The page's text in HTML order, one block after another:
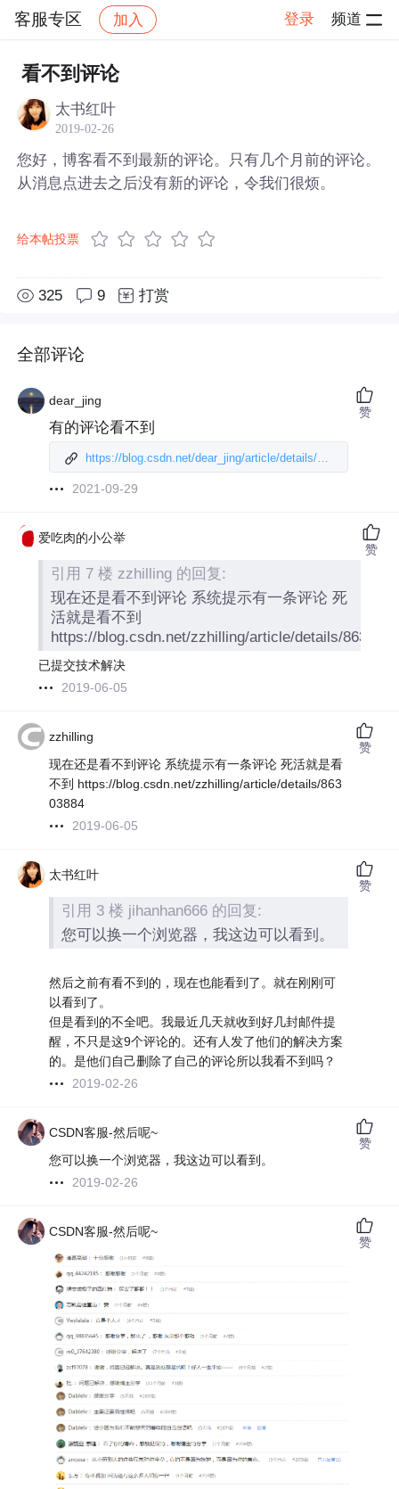
客服专区 加入 登录 频道
社区 客服专区
看不到评论
太书红叶
2019-02-26
您好，博客看不到最新的评论。只有几个月前的评论。
从消息点进去之后没有新的评论，令我们很烦。
给本帖投票
325 9 打赏
全部评论
dear_jing
有的评论看不到
https://blog.csdn.net/dear_jing/article/details/11
6933053#comments_18466432
2021-09-29
赞
爱吃肉的小公举
引用 7 楼 zzhilling 的回复:
现在还是看不到评论 系统提示有一条评论 死
活就是看不到
https://blog.csdn.net/zzhilling/article/details/
已提交技术解决
2019-06-05
赞
zzhilling
现在还是看不到评论 系统提示有一条评论 死活就是看
不到 https://blog.csdn.net/zzhilling/article/details/863
03884
2019-06-05
赞
太书红叶
引用 3 楼 jihanhan666 的回复:
您可以换一个浏览器，我这边可以看到。
然后之前有看不到的，现在也能看到了。就在刚刚可
以看到了。
但是看到的不全吧。我最近几天就收到好几封邮件提
醒，不只是这9个评论的。还有人发了他们的解决方案
的。是他们自己删除了自己的评论所以我看不到吗？
2019-02-26
赞
CSDN客服-然后呢~
您可以换一个浏览器，我这边可以看到。
2019-02-26
赞
CSDN客服-然后呢~
赞